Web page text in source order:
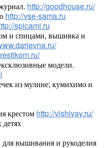
http://goodhouse.ru/
http://vse-sama.ru
spicami.ru
и спицами, вышивка и
модели.
из мулине; кумихимо и
крестом http://vishivay.ru/
вышивания и рукоделия